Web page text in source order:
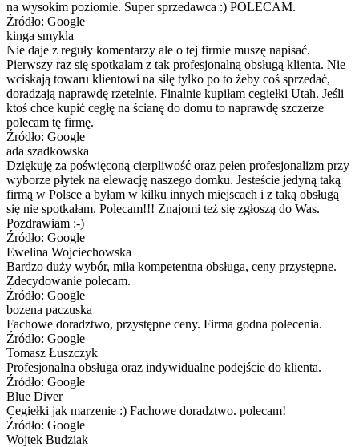
na wysokim poziomie. Super sprzedawca :) POLECAM.
Źródło: Google
kinga smykla
Nie daje z reguły komentarzy ale o tej firmie muszę napisać.
Pierwszy raz się spotkałam z tak profesjonalną obsługą klienta. Nie
wciskają towaru klientowi na siłę tylko po to żeby coś sprzedać,
doradzają naprawdę rzetelnie. Finalnie kupiłam cegiełki Utah. Jeśli
ktoś chce kupić cegłę na ścianę do domu to naprawdę szczerze
polecam tę firmę.
Źródło: Google
ada szadkowska
Dziękuję za poświęconą cierpliwość oraz pełen profesjonalizm przy
wyborze płytek na elewację naszego domku. Jesteście jedyną taką
firmą w Polsce a byłam w kilku innych miejscach i z taką obsługą
się nie spotkałam. Polecam!!! Znajomi też się zgłoszą do Was.
Pozdrawiam :-)
Źródło: Google
Ewelina Wojciechowska
Bardzo duży wybór, miła kompetentna obsługa, ceny przystępne.
Zdecydowanie polecam.
Źródło: Google
bozena paczuska
Fachowe doradztwo, przystępne ceny. Firma godna polecenia.
Źródło: Google
Tomasz Łuszczyk
Profesjonalna obsługa oraz indywidualne podejście do klienta.
Źródło: Google
Blue Diver
Cegiełki jak marzenie :) Fachowe doradztwo. polecam!
Źródło: Google
Wojtek Budziak